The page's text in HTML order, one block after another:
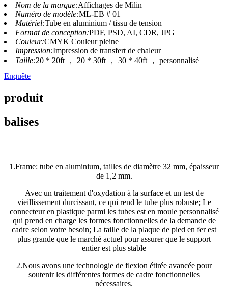
Nom de la marque:Affichages de Milin
Numéro de modèle:ML-EB # 01
Matériel:Tube en aluminium / tissu de tension
Format de conception:PDF, PSD, AI, CDR, JPG
Couleur:CMYK Couleur pleine
Impression:Impression de transfert de chaleur
Taille:20 * 20ft ， 20 * 30ft ， 30 * 40ft ， personnalisé
Enquête
produit
balises
1.Frame: tube en aluminium, tailles de diamètre 32 mm, épaisseur
de 1,2 mm.
Avec un traitement d'oxydation à la surface et un test de
vieillissement durcissant, ce qui rend le tube plus robuste; Le
connecteur en plastique parmi les tubes est en moule personnalisé
qui prend en charge les formes fonctionnelles de la demande de
cadre selon votre besoin; La taille de la plaque de pied en fer est
plus grande que le marché actuel pour assurer que le support
entier est plus stable
2.Nous avons une technologie de flexion étirée avancée pour
soutenir les différentes formes de cadre fonctionnelles
nécessaires.